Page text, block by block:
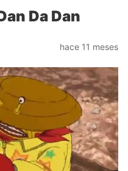
Da Dan
hace 11 meses